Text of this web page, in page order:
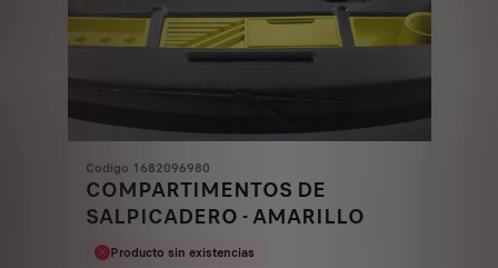
Codigo 1682096980
COMPARTIMENTOS DE
SALPICADERO - AMARILLO
Producto sin existencias